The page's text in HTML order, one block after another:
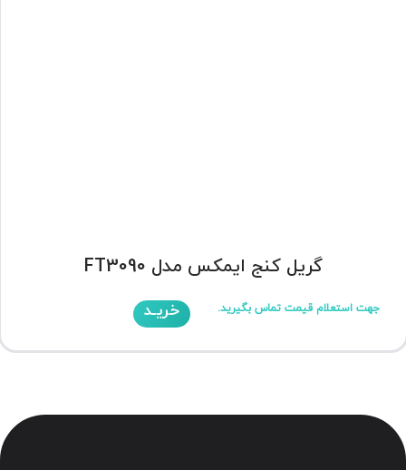
گریل کنج ایمکس مدل FT3090
جهت استعلام قیمت تماس بگیرید. خریـد